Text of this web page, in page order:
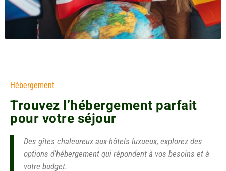
Hébergement
Trouvez l’hébergement parfait
pour votre séjour
Des gîtes chaleureux aux hôtels luxueux, explorez des
options d’hébergement qui répondent à vos besoins et à
votre budget.